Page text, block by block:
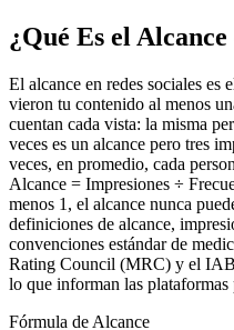
¿Qué Es el Alcance
El alcance en redes sociales es
vieron tu contenido al menos
cuentan cada vista: la misma
veces es un alcance pero tres
veces, en promedio, cada
Alcance = Impresiones ÷
menos 1, el alcance nunca
definiciones de alcance,
convenciones estándar de
Rating Council (MRC) y el
lo que informan las plataformas
Fórmula de Alcance